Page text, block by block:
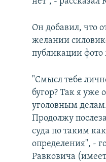
Он добавил, что
желании
публикации
"Смысл тебе
бугор? Так я уже
уголовным
Продолжу
суда по таким
определения", -
Равковича